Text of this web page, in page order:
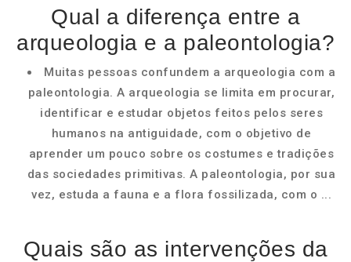
Qual a diferença entre a
arqueologia e a paleontologia?
Muitas pessoas confundem a arqueologia com a
paleontologia. A arqueologia se limita em procurar,
identificar e estudar objetos feitos pelos seres
humanos na antiguidade, com o objetivo de
aprender um pouco sobre os costumes e tradições
das sociedades primitivas. A paleontologia, por sua
vez, estuda a fauna e a flora fossilizada, com o ...
Quais são as intervenções da